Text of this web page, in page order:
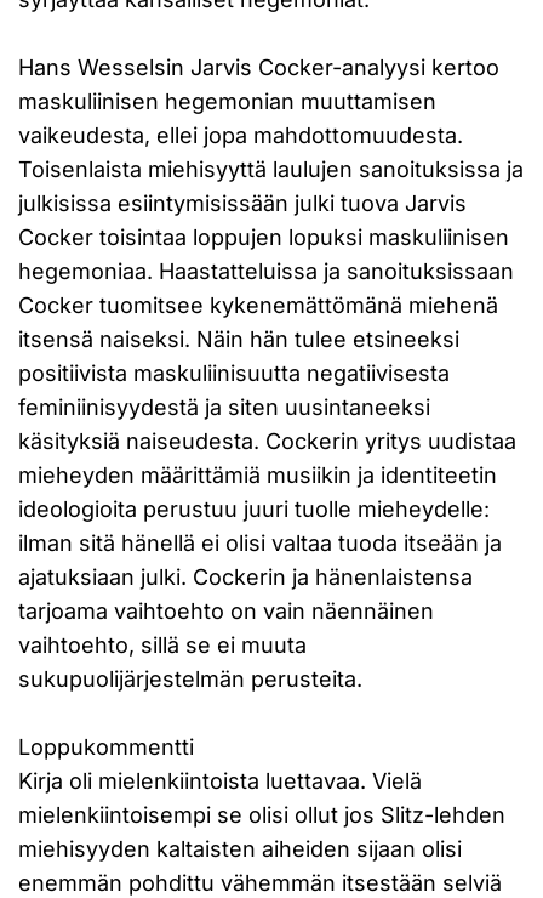
Hans Wesselsin Jarvis Cocker-analyysi kertoo
maskuliinisen hegemonian muuttamisen
vaikeudesta, ellei jopa mahdottomuudesta.
Toisenlaista miehisyyttä laulujen sanoituksissa ja
julkisissa esiintymisissään julki tuova Jarvis
Cocker toisintaa loppujen lopuksi maskuliinisen
hegemoniaa. Haastatteluissa ja sanoituksissaan
Cocker tuomitsee kykenemättömänä miehenä
itsensä naiseksi. Näin hän tulee etsineeksi
positiivista maskuliinisuutta negatiivisesta
feminiinisyydestä ja siten uusintaneeksi
käsityksiä naiseudesta. Cockerin yritys uudistaa
mieheyden määrittämiä musiikin ja identiteetin
ideologioita perustuu juuri tuolle mieheydelle:
ilman sitä hänellä ei olisi valtaa tuoda itseään ja
ajatuksiaan julki. Cockerin ja hänenlaistensa
tarjoama vaihtoehto on vain näennäinen
vaihtoehto, sillä se ei muuta
sukupuolijärjestelmän perusteita.
Loppukommentti
Kirja oli mielenkiintoista luettavaa. Vielä
mielenkiintoisempi se olisi ollut jos Slitz-lehden
miehisyyden kaltaisten aiheiden sijaan olisi
enemmän pohdittu vähemmän itsestään selviä